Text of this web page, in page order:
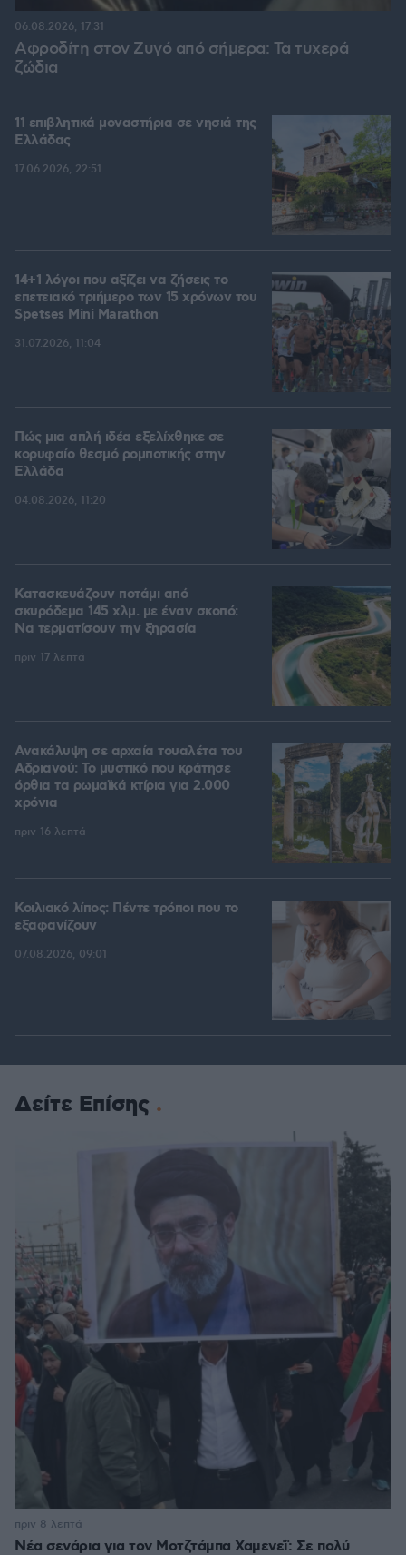
Αφροδίτη στον Ζυγό από σήμερα: Τα τυχερά
ζώδια
06.08.2026, 17:31
11 επιβλητικά μοναστήρια σε νησιά της
Ελλάδας
17.06.2026, 22:51
14+1 λόγοι που αξίζει να ζήσεις το
επετειακό τριήμερο των 15 χρόνων του
Spetses Mini Marathon
31.07.2026, 11:04
Πώς μια απλή ιδέα εξελίχθηκε σε
κορυφαίο θεσμό ρομποτικής στην
Ελλάδα
04.08.2026, 11:20
Κατασκευάζουν ποτάμι από
σκυρόδεμα 145 χλμ. με έναν σκοπό:
Να τερματίσουν την ξηρασία
πριν 17 λεπτά
Ανακάλυψη σε αρχαία τουαλέτα του
Αδριανού: Το μυστικό που κράτησε
όρθια τα ρωμαϊκά κτίρια για 2.000
χρόνια
πριν 16 λεπτά
Κοιλιακό λίπος: Πέντε τρόποι που το
εξαφανίζουν
07.08.2026, 09:01
Δείτε Επίσης
Νέα σενάρια για τον Μοτζτάμπα Χαμενεΐ: Σε πολύ
πριν 8 λεπτά